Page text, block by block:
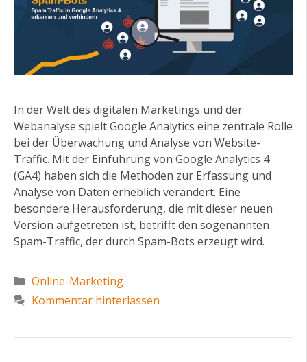
In der Welt des digitalen Marketings und der
Webanalyse spielt Google Analytics eine zentrale Rolle
bei der Überwachung und Analyse von Website-
Traffic. Mit der Einführung von Google Analytics 4
(GA4) haben sich die Methoden zur Erfassung und
Analyse von Daten erheblich verändert. Eine
besondere Herausforderung, die mit dieser neuen
Version aufgetreten ist, betrifft den sogenannten
Spam-Traffic, der durch Spam-Bots erzeugt wird.
Kategorien
Online-Marketing
Kommentar hinterlassen